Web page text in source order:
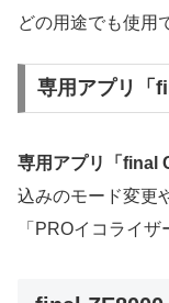
どの用途でも使用
専用アプリ「
専用アプリ「final
込みのモード変更
「PROイコライザ